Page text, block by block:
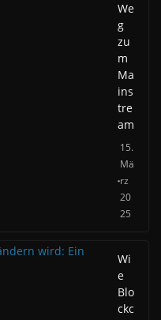
We
g
zu
m
Ma
ins
tre
am
15.
Mä
rz
20
25
Wi
e
Blo
ckc